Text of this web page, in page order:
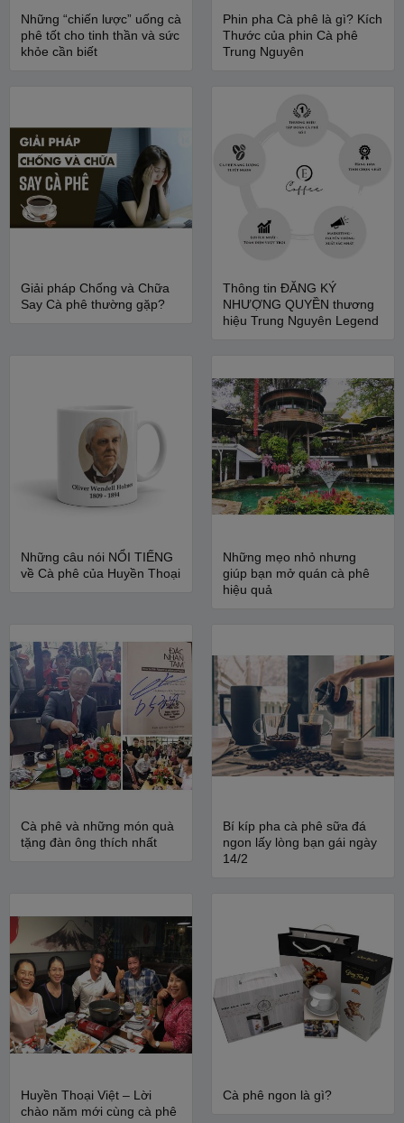
Những “chiến lược” uống cà
phê tốt cho tinh thần và sức
khỏe cần biết
Phin pha Cà phê là gì? Kích
Thước của phin Cà phê
Trung Nguyên
Giải pháp Chống và Chữa
Say Cà phê thường gặp?
Thông tin ĐĂNG KÝ
NHƯỢNG QUYỀN thương
hiệu Trung Nguyên Legend
Những câu nói NỔI TIẾNG
về Cà phê của Huyền Thoại
Những mẹo nhỏ nhưng
giúp bạn mở quán cà phê
hiệu quả
Cà phê và những món quà
tặng đàn ông thích nhất
Bí kíp pha cà phê sữa đá
ngon lấy lòng bạn gái ngày
14/2
Huyền Thoại Việt – Lời
chào năm mới cùng cà phê
Cà phê ngon là gì?